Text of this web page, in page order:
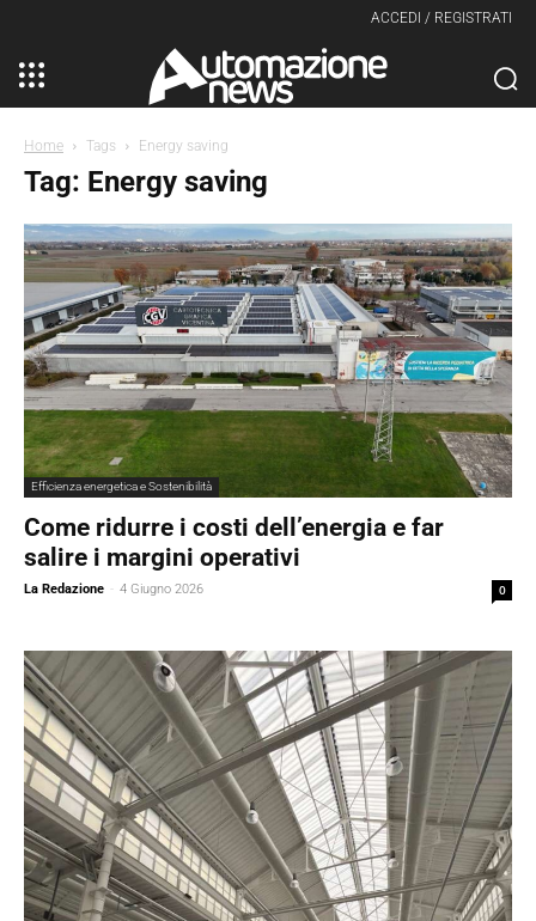
ACCEDI / REGISTRATI
Home Tags Energy saving
Tag: Energy saving
Efficienza energetica e Sostenibilità
Come ridurre i costi dell’energia e far
salire i margini operativi
La Redazione - 4 Giugno 2026 0